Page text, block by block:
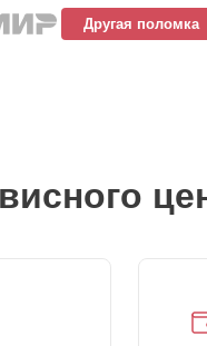
Другая поломка